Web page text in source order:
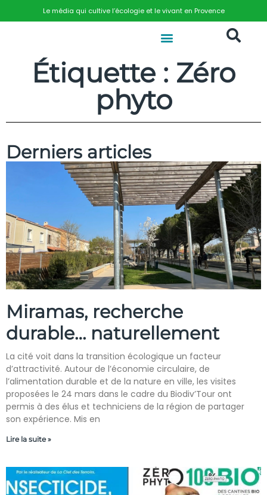
Le média qui cultive l’écologie et le vivant en Provence
Étiquette : Zéro
phyto
Derniers articles
Miramas, recherche
durable… naturellement
La cité voit dans la transition écologique un facteur
d’attractivité. Autour de l’économie circulaire, de
l’alimentation durable et de la nature en ville, les visites
proposées le 24 mars dans le cadre du Biodiv’Tour ont
permis à des élus et techniciens de la région de partager
son expérience. Mis en
Lire la suite »